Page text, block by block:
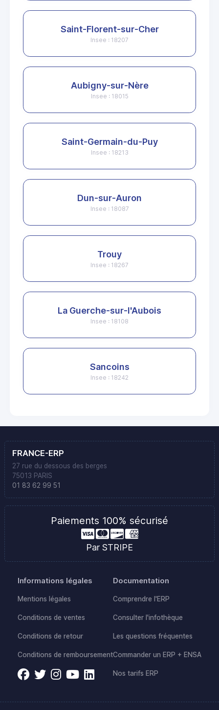
Saint-Florent-sur-Cher
Insee : 18207
Aubigny-sur-Nère
Insee : 18015
Saint-Germain-du-Puy
Insee : 18213
Dun-sur-Auron
Insee : 18087
Trouy
Insee : 18267
La Guerche-sur-l'Aubois
Insee : 18108
Sancoins
Insee : 18242
FRANCE-ERP
27 rue du dessous des berges
75013 PARIS
01 83 62 99 51
Paiements 100% sécurisé
Par STRIPE
Informations légales
Mentions légales
Conditions de ventes
Conditions de retour
Conditions de remboursement
Documentation
Comprendre l'ERP
Consulter l'infothèque
Les questions fréquentes
Commander un ERP + ENSA
Nos tarifs ERP